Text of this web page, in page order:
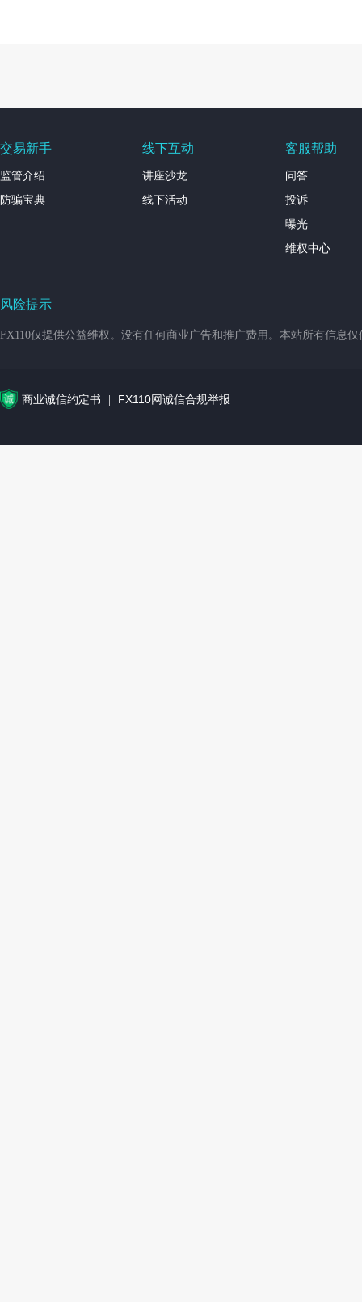
交易新手
监管介绍
防骗宝典
线下互动
讲座沙龙
线下活动
客服帮助
问答
投诉
曝光
维权中心
风险提示
FX110仅提供公益维权。没有任何商业广告和推广费用。本站所有信息
商业诚信约定书 FX110网诚信合规举报